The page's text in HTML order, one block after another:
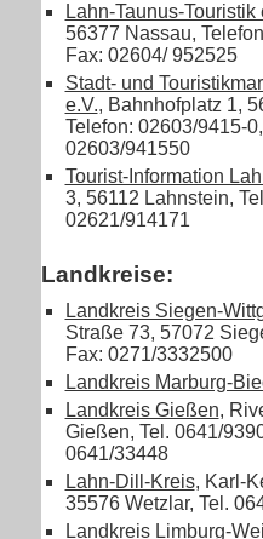
Lahn-Taunus-Touristik
56377 Nassau,
Fax: 02604/ 952525
Stadt- und
e.V., Bahnhofplatz 1,
Telefon: 02603/9415-
02603/941550
Tourist-Information
3, 56112 Lahnstein,
02621/914171
Landkreise:
Landkreis Siegen-
Straße 73, 57072
Fax: 0271/3332500
Landkreis Marburg-
Landkreis Gießen,
Gießen, Tel. 0641/
0641/33448
Lahn-Dill-Kreis, Karl-
35576 Wetzlar, Tel.
Landkreis Limburg-